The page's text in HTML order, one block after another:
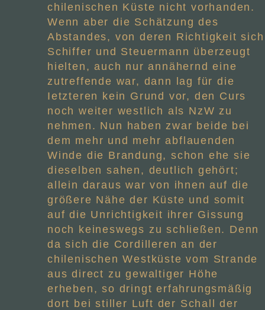
chilenischen Küste nicht vorhanden.
Wenn aber die Schätzung des
Abstandes, von deren Richtigkeit sich
Schiffer und Steuermann überzeugt
hielten, auch nur annähernd eine
zutreffende war, dann lag für die
Ietzteren kein Grund vor, den Curs
noch weiter westlich als NzW zu
nehmen. Nun haben zwar beide bei
dem mehr und mehr abflauenden
Winde die Brandung, schon ehe sie
dieselben sahen, deutlich gehört;
allein daraus war von ihnen auf die
größere Nähe der Küste und somit
auf die Unrichtigkeit ihrer Gissung
noch keineswegs zu schließen. Denn
da sich die Cordilleren an der
chilenischen Westküste vom Strande
aus direct zu gewaltiger Höhe
erheben, so dringt erfahrungsmäßig
dort bei stiller Luft der Schall der